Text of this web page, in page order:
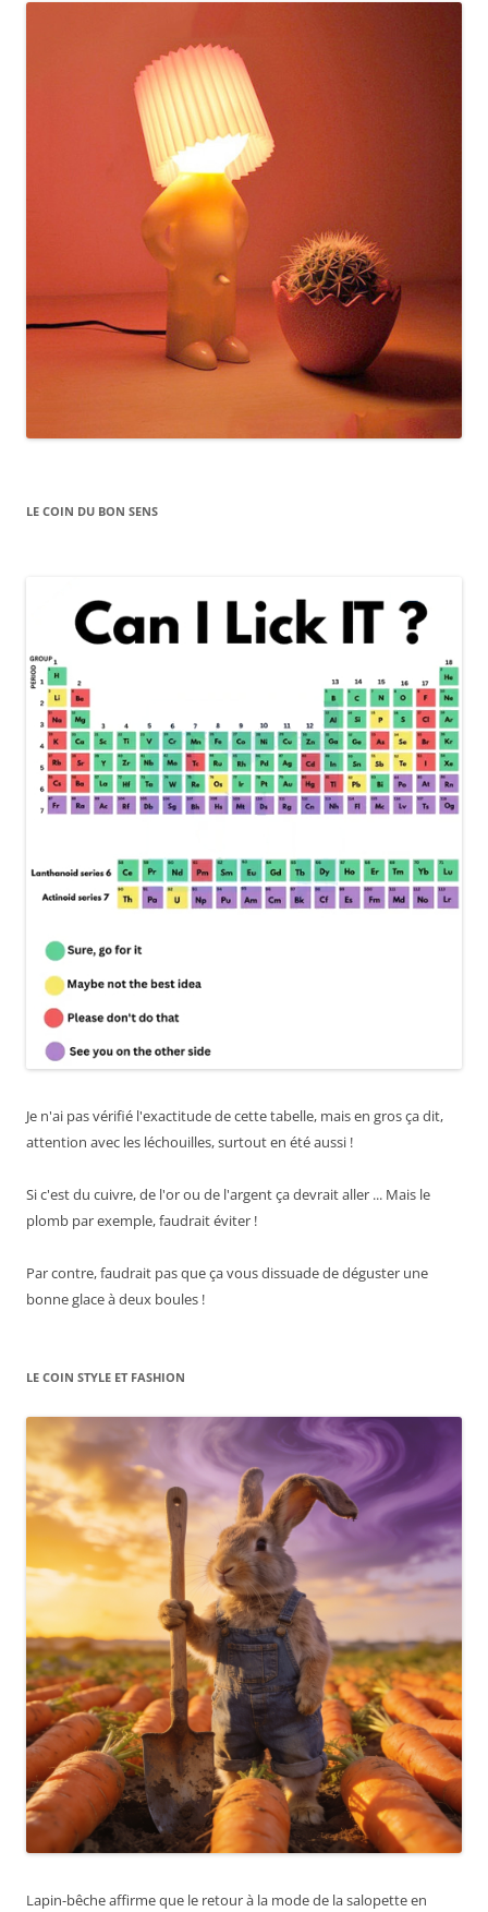
LE COIN DU BON SENS
Je n'ai pas vérifié l'exactitude de cette tabelle, mais en gros ça dit,
attention avec les léchouilles, surtout en été aussi !
Si c'est du cuivre, de l'or ou de l'argent ça devrait aller ... Mais le
plomb par exemple, faudrait éviter !
Par contre, faudrait pas que ça vous dissuade de déguster une
bonne glace à deux boules !
LE COIN STYLE ET FASHION
Lapin-bêche affirme que le retour à la mode de la salopette en